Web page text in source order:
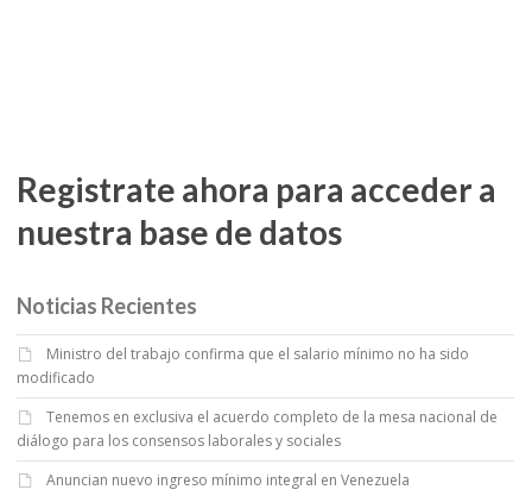
Registrate ahora para acceder a
nuestra base de datos
Noticias Recientes
Ministro del trabajo confirma que el salario mínimo no ha sido
modificado
Tenemos en exclusiva el acuerdo completo de la mesa nacional de
diálogo para los consensos laborales y sociales
Anuncian nuevo ingreso mínimo integral en Venezuela